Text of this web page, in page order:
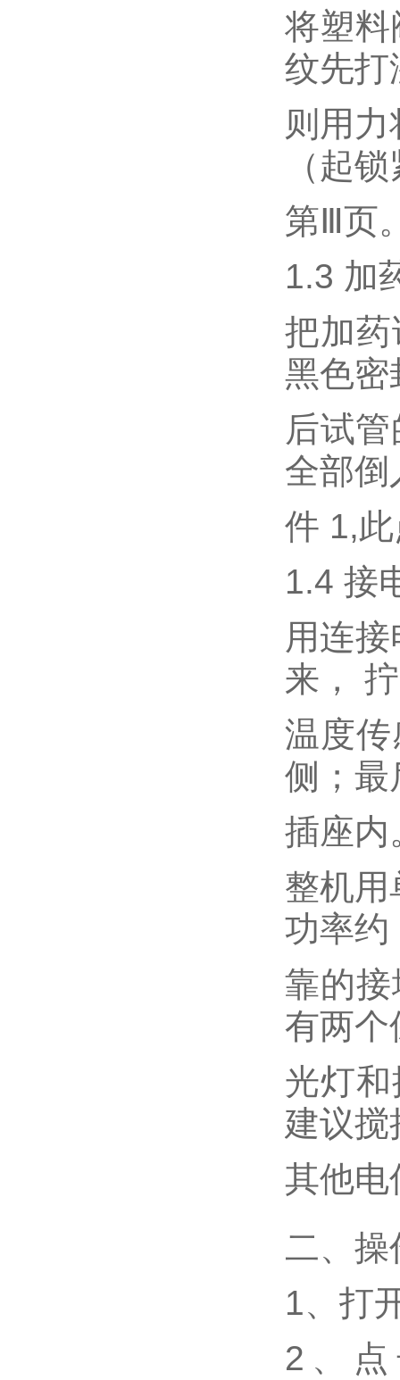
将塑
纹先打
则用
（起
第Ⅲ页
1.3 加
把加
黑色密
后试
全部倒
件 1,
1.4 接
用连
来，
温度
侧；最
插座内
整机用
功率约
靠的
有两个
光灯
建议搅
其他电
二、操
1、打
2、